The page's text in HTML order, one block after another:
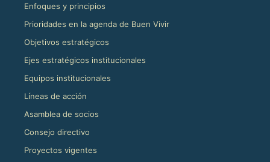
Enfoques y principios
Prioridades en la agenda de Buen Vivir
Objetivos estratégicos
Ejes estratégicos institucionales
Equipos institucionales
Líneas de acción
Asamblea de socios
Consejo directivo
Proyectos vigentes